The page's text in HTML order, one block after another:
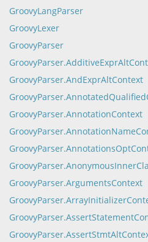
GroovyLangParser
GroovyLexer
GroovyParser
GroovyParser.AndExprAltContext
GroovyParser.AnnotationContext
GroovyParser.ArgumentsContext